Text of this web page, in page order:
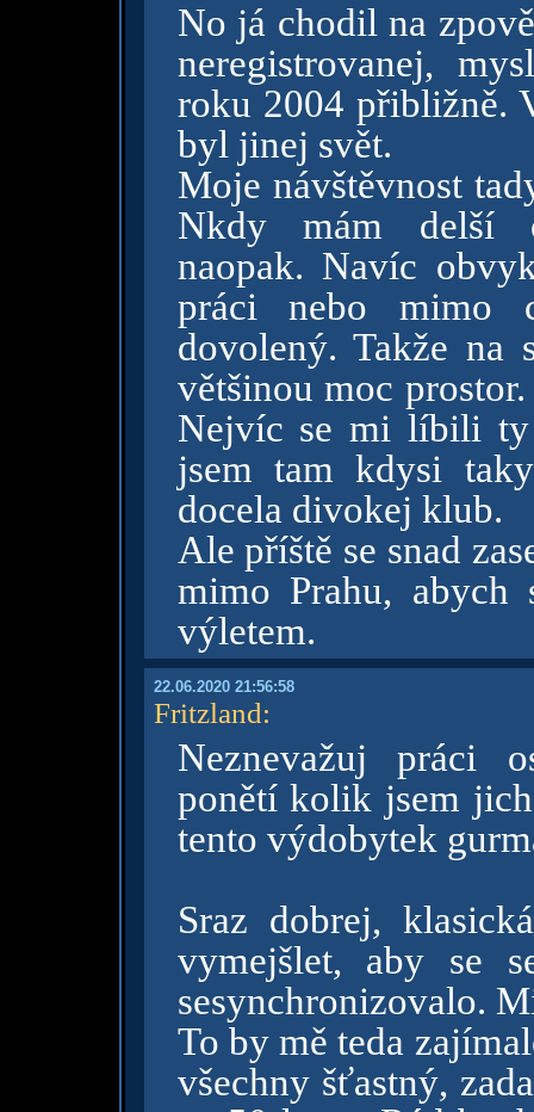
No já chodil na
neregistrovanej,
roku 2004 přibližně.
byl jinej svět.
Moje návštěvnost
Nkdy mám delší
naopak. Navíc
práci nebo mimo
dovolený. Takže
většinou moc
Nejvíc se mi líbili
jsem tam kdysi
docela divokej klub.
Ale příště se snad
mimo Prahu,
výletem.
22.06.2020 21:56:58
Fritzland:
Neznevažuj práci
ponětí kolik jsem
tento výdobytek
Sraz dobrej,
vymejšlet, aby se
sesynchronizovalo.
To by mě teda
všechny šťastný,